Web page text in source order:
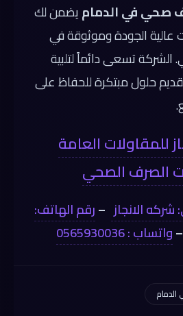
صحي في الدماميضمن لك
الجودة وموثوقة في
تسعى دائماً لتلبية
حلول مبتكرة للحفاظ على
للمقاولات العامة
الصرف الصحي
شركه الانجاز –رقم الهاتف:
–واتساب : 0565930036